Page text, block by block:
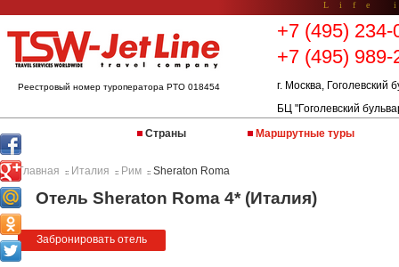
Life
Реестровый номер туроператора РТО 018454
+7 (495) 234-
+7 (495) 989-
г. Москва, Гоголевский
БЦ "Гоголевский
Страны
Маршрутные туры
Главная :: Италия :: Рим :: Sheraton Roma
Отель Sheraton Roma 4* (Италия)
Забронировать отель